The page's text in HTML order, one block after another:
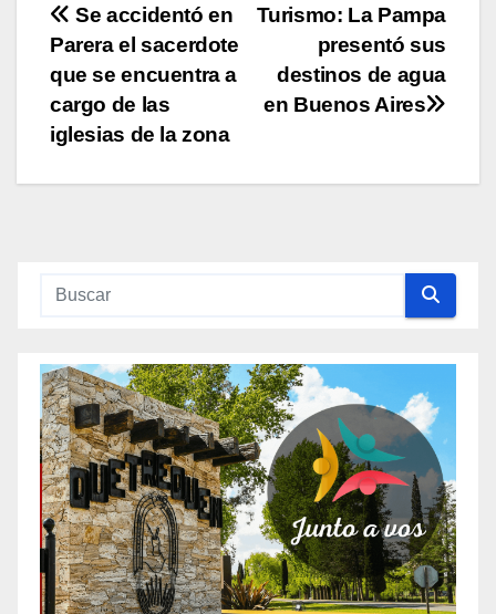
Navegación
de
entradas
Turismo: La Pampa
presentó sus
destinos de agua
en Buenos Aires
Se accidentó en
Parera el sacerdote
que se encuentra a
cargo de las
iglesias de la zona